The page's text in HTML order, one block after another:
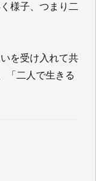
様子、つまり二
を受け入れて共
「二人で生きる